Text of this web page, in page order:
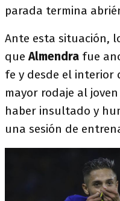
parada termina
Ante esta situación,
queAlmendra fue
fe y desde el interior
mayor rodaje al
haber insultado y
una sesión de